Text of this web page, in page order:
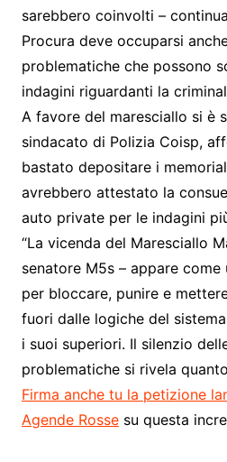
sarebbero coinvolti –
Procura deve occuparsi
problematiche che possono
indagini riguardanti la
A favore del maresciallo si è
sindacato di Polizia Coisp,
bastato depositare i
avrebbero attestato la
auto private per le indagini
“La vicenda del Maresciallo
senatore M5s – appare
per bloccare, punire e
fuori dalle logiche del
i suoi superiori. Il silenzio
problematiche si rivela
Firma anche tu la petizione
Agende Rossesu questa